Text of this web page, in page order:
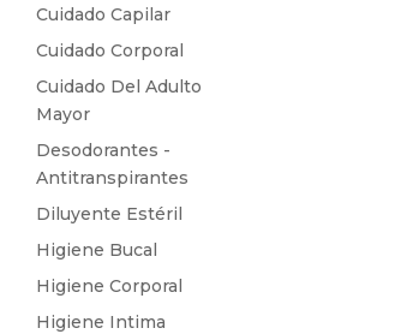
Cuidado Capilar
Cuidado Corporal
Cuidado Del Adulto
Mayor
Desodorantes -
Antitranspirantes
Diluyente Estéril
Higiene Bucal
Higiene Corporal
Higiene Intima